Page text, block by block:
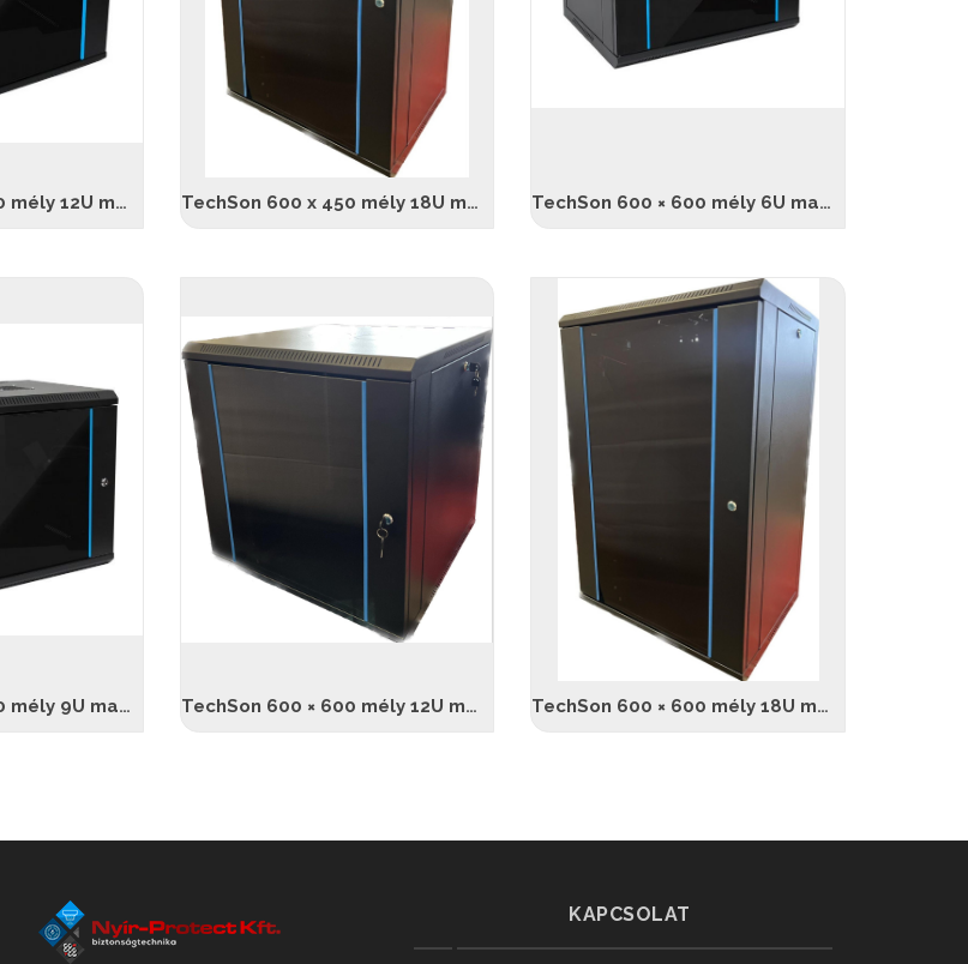
TechSon 600 x 450 mély 12U magas, fali rackszekrény, üveg ajtó, fekete TechSon 600 x 450 mély 18U magas, fali rackszekrény, üveg ajtó, fekete TechSon 600 × 600 mély 6U magas, fali rackszekrény, üveg ajtó, fekete
TechSon 600 × 600 mély 9U magas, fali rackszekrény, üveg ajtó, fekete TechSon 600 × 600 mély 12U magas, fali rackszekrény, üveg ajtó, fekete TechSon 600 × 600 mély 18U magas, fali rackszekrény, üveg ajtó, fekete
KAPCSOLAT